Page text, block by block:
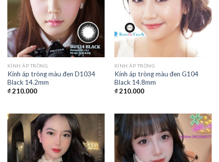
KÍNH ÁP TRÒNG
Kính áp tròng màu đen D1034
Black 14.2mm
₫210.000
KÍNH ÁP TRÒNG
Kính áp tròng màu đen G104
Black 14.8mm
₫210.000